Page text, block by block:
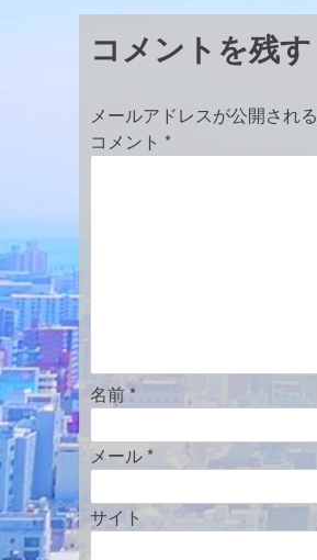
稿
ナ
ゲ
ン
コメントを残す
メールアドレスが公開され
コメント *
名前*
メール*
サイト